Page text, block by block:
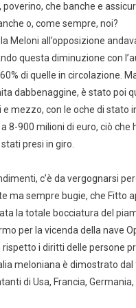
che banche e
o, come sempre, noi?
Meloni all’opposizione
questa diminuzione con
di quelle in circolazione.
dabbenaggine, è stato poi
mezzo, con le oche di
8-900 milioni di euro, ciò
presi in giro.
c’è da vergognarsi
ma sempre bugie, che Fitto
la totale bocciatura del
per la vicenda della nave
i diritti delle persone
meloniana è dimostrato
di Usa, Francia,